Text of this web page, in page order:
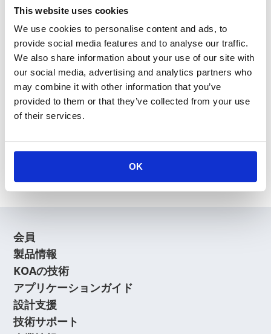
This website uses cookies
We use cookies to personalise content and ads, to
provide social media features and to analyse our traffic.
We also share information about your use of our site with
our social media, advertising and analytics partners who
may combine it with other information that you’ve
provided to them or that they’ve collected from your use
of their services.
OK
抵抗器 温度分布シミュレータ
最新技術セミナー動画・資料
KOA Thermal Design Technology
会員登録に関するよくあるご質問はこちら
会員
製品情報
KOAの技術
アプリケーションガイド
設計支援
技術サポート